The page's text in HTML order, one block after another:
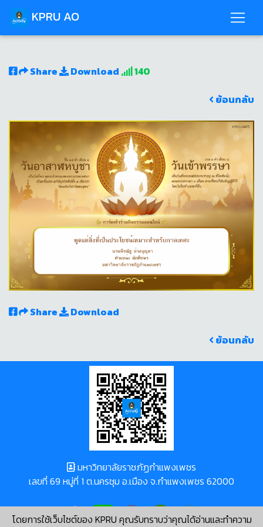
KPRU AO
Share Download
140
ย้อนกลับ
Share
Download
ย้อนกลับ
โดยการใช้เว็บไซต์ของ KPRU คุณรับทราบว่าคุณได้อ่านและทำความ
มหาวิทยาลัยราชภัฏกำแพงเพชร
เลขที่ 69 หมู่ที่ 1 ต.นครชุม อ.เมือง จ.กำแพงเพชร 62000